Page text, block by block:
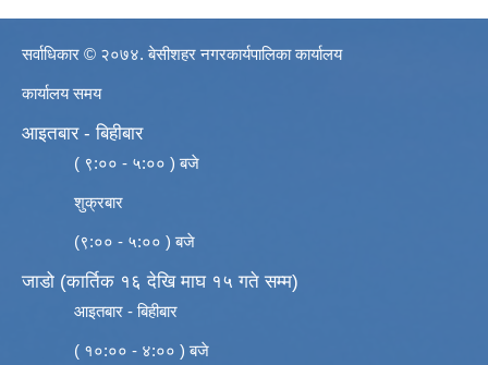
सर्वाधिकार © २०७४. बेसीशहर नगरकार्यपालिका कार्यालय
कार्यालय समय
आइतबार - बिहीबार
( ९:०० - ५:०० ) बजे
शुक्रबार
(९:०० - ५:०० ) बजे
जाडो (कार्तिक १६ देखि माघ १५ गते सम्म)
आइतबार - बिहीबार
( १०:०० - ४:०० ) बजे